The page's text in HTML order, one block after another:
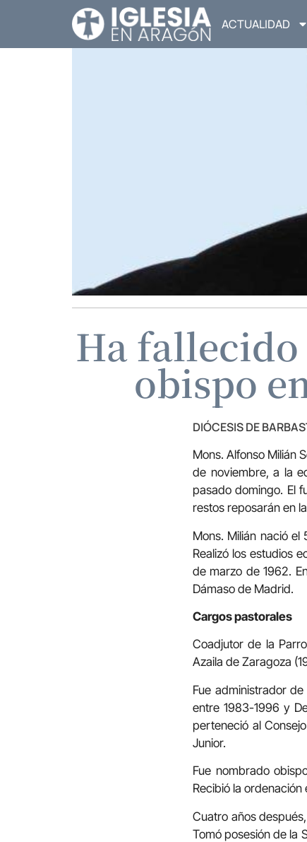
ACTUALIDAD
Ha
obispo
DIÓCESIS DE
Mons. Alfonso Milián
de noviembre, a la
pasado domingo. El
restos reposarán en
Mons. Milián nació
Realizó los estudios
de marzo de 1962.
Dámaso de Madrid.
Cargos pastorales
Coadjutor de la
Azaila de Zaragoza
Fue administrador
entre 1983-1996 y
perteneció al
Junior.
Fue nombrado
Recibió la ordenación
Cuatro años después,
Tomó posesión de la